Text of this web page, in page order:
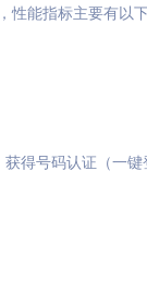
性能指标主要有以
得号码认证（一键